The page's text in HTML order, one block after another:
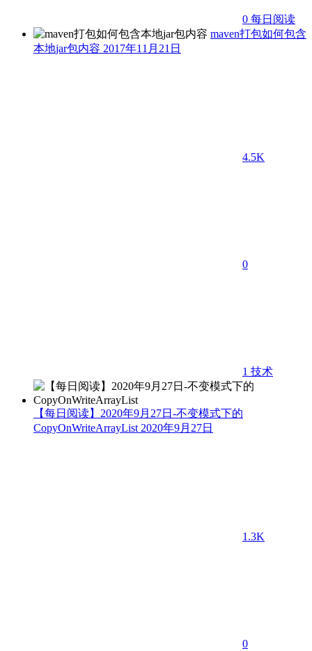
0 每日阅读
maven打包如何包含
本地jar包内容 2017年11月21日
4.5K
0
1 技术
【每日阅读】2020年9月27日-不变模式下的
CopyOnWriteArrayList 2020年9月27日
1.3K
0